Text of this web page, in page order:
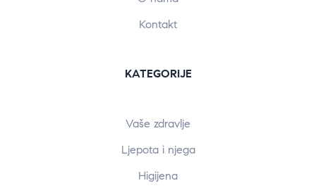
Kontakt
KATEGORIJE
Vaše zdravlje
Ljepota i njega
Higijena